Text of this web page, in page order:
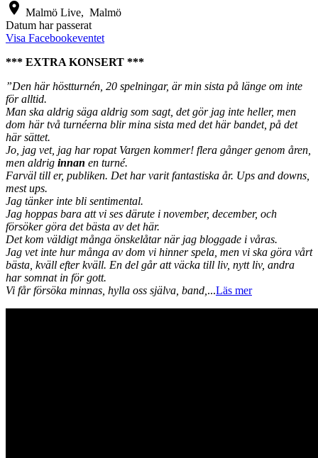
location_on Malmö Live, Malmö
Datum har passerat
Visa Facebookeventet
*** EXTRA KONSERT ***
”Den här höstturnén, 20 spelningar, är min sista på länge om inte
för alltid.
Man ska aldrig säga aldrig som sagt, det gör jag inte heller, men
dom här två turnéerna blir mina sista med det här bandet, på det
här sättet.
Jo, jag vet, jag har ropat Vargen kommer! flera gånger genom åren,
men aldrig innan en turné.
Farväl till er, publiken. Det har varit fantastiska år. Ups and downs,
mest ups.
Jag tänker inte bli sentimental.
Jag hoppas bara att vi ses därute i november, december, och
försöker göra det bästa av det här.
Det kom väldigt många önskelåtar när jag bloggade i våras.
Jag vet inte hur många av dom vi hinner spela, men vi ska göra vårt
bästa, kväll efter kväll. En del går att väcka till liv, nytt liv, andra
har somnat in för gott.
Vi får försöka minnas, hylla oss själva, band, ...Läs mer